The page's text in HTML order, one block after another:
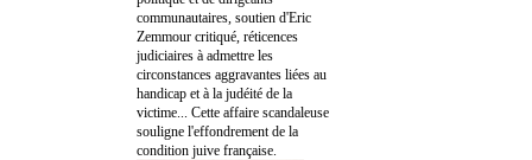
communautaires, soutien d'Eric
Zemmour critiqué, réticences
judiciaires à admettre les
circonstances aggravantes liées au
handicap et à la judéité de la
victime... Cette affaire scandaleuse
souligne l'effondrement de la
condition juive française.